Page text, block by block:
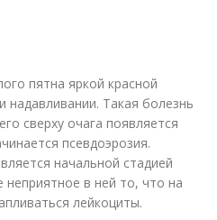
пятна яркой красной
надавливании. Такая болезнь
сверху очага появляется
псевдоэрозия.
начальной стадией
в ней то, что на
лейкоциты.